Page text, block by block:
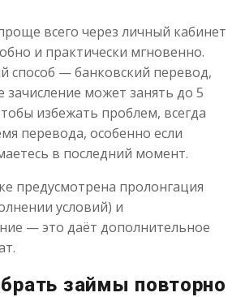
карту
до50 000₽
от 5до 30 дня
Получить
всего через личный кабинет
и практически мгновенно.
способ — банковский перевод,
зачисление может занять до 5
избежать проблем, всегда
перевода, особенно если
в последний момент.
предусмотрена пролонгация
условий) и
— это даёт дополнительное
займы повторно